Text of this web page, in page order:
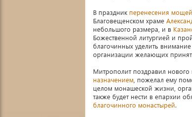
В праздник перенесения мощей
Благовещенском храме
небольшого размера, и в
Божественной литургией и
благочинных уделить
организации желающих
Митрополит поздравил нового
назначением , пожелал ему
целом монашеской жизни,
также будет нести в епархии
благочинного монастырей.